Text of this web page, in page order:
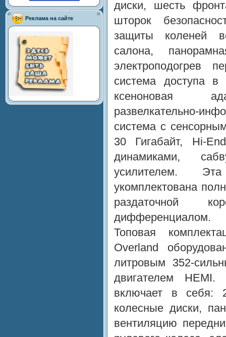
Реклама на сайте
диски, шесть
шторок
защиты коленей
салона,
электроподогрев
система доступа
ксеноновая
развелкательно-
система с
30 Гигабайт, Hi-
динамиками,
усилителем.
укомплектована
раздаточной
дифференциалом.
Топовая
Overland
литровым 352-
двигателем HEMI.
включает в себя:
колесные диски,
вентиляцию